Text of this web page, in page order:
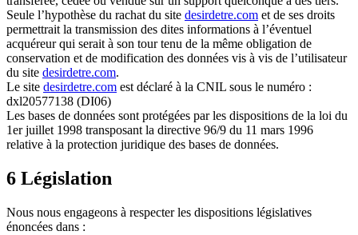
Seule l’hypothèse du rachat du site desirdetre.com et de ses droits
permettrait la transmission des dites informations à l’éventuel
acquéreur qui serait à son tour tenu de la même obligation de
conservation et de modification des données vis à vis de l’utilisateur
du site desirdetre.com.
Le site desirdetre.com est déclaré à la CNIL sous le numéro :
dxl20577138 (DI06)
Les bases de données sont protégées par les dispositions de la loi du
1er juillet 1998 transposant la directive 96/9 du 11 mars 1996
relative à la protection juridique des bases de données.
6 Législation
Nous nous engageons à respecter les dispositions législatives
énoncées dans :